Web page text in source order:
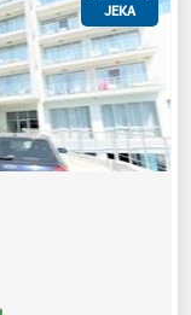
JEKA